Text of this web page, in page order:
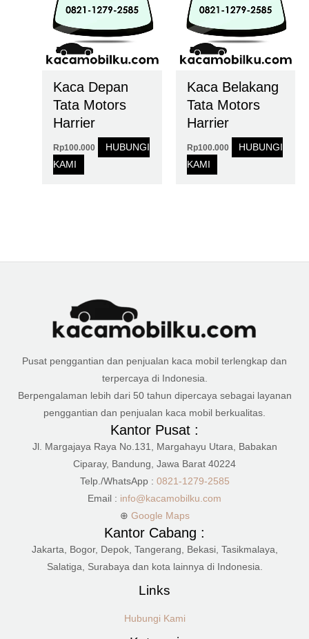
Kaca Depan
Tata Motors
Harrier
Rp100.000
HUBUNGI
KAMI
Kaca Belakang
Tata Motors
Harrier
Rp100.000
HUBUNGI
KAMI
Pusat penggantian dan penjualan kaca mobil terlengkap dan
terpercaya di Indonesia.
Berpengalaman lebih dari 50 tahun dipercaya sebagai layanan
penggantian dan penjualan kaca mobil berkualitas.
Kantor Pusat :
Jl. Margajaya Raya No.131, Margahayu Utara, Babakan
Ciparay, Bandung, Jawa Barat 40224
Telp./WhatsApp : 0821-1279-2585
Email : info@kacamobilku.com
⊕ Google Maps
Kantor Cabang :
Jakarta, Bogor, Depok, Tangerang, Bekasi, Tasikmalaya,
Salatiga, Surabaya dan kota lainnya di Indonesia.
Links
Hubungi Kami